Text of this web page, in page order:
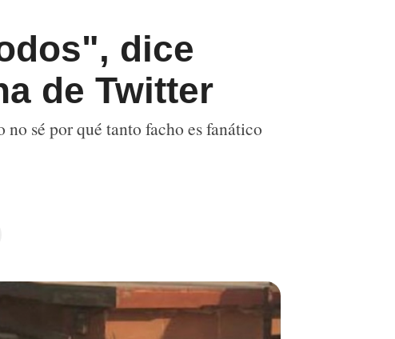
dice
de Twitter
sé por qué tanto facho es fanático